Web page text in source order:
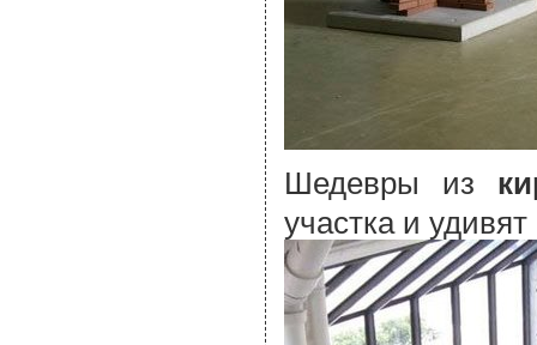
Шедевры из
участка и